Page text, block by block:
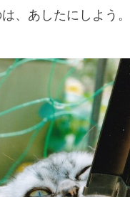
、あしたにしよう。